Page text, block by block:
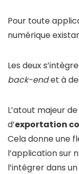
Pour toute
numérique
Les deux
back-endet à
L’atout majeur de
d’exportation
Cela donne une
l’application sur
l’intégrer dans